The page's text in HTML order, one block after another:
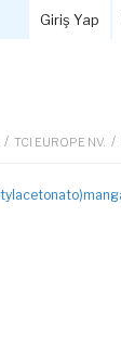
Giriş Yap
TCI EUROPE NV.